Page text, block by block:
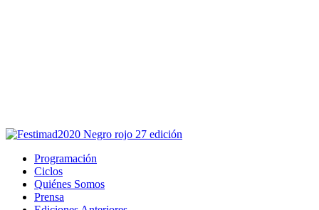
Programación
Ciclos
Quiénes Somos
Prensa